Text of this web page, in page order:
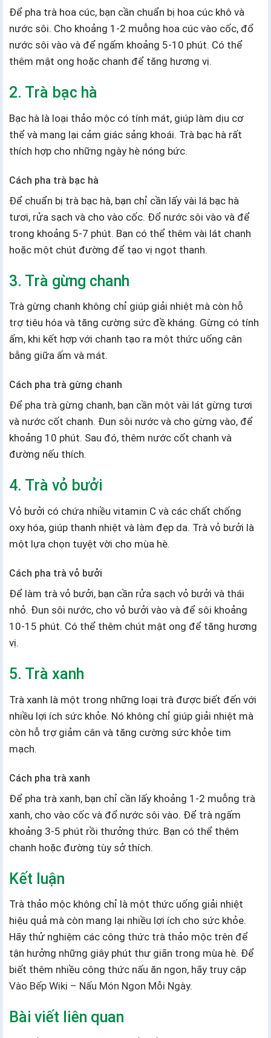
Để pha trà hoa cúc, bạn cần chuẩn bị hoa cúc khô và
nước sôi. Cho khoảng 1-2 muỗng hoa cúc vào cốc, đổ
nước sôi vào và để ngấm khoảng 5-10 phút. Có thể
thêm mật ong hoặc chanh để tăng hương vị.
2. Trà bạc hà
Bạc hà là loại thảo mộc có tính mát, giúp làm dịu cơ
thể và mang lại cảm giác sảng khoái. Trà bạc hà rất
thích hợp cho những ngày hè nóng bức.
Cách pha trà bạc hà
Để chuẩn bị trà bạc hà, bạn chỉ cần lấy vài lá bạc hà
tươi, rửa sạch và cho vào cốc. Đổ nước sôi vào và để
trong khoảng 5-7 phút. Bạn có thể thêm vài lát chanh
hoặc một chút đường để tạo vị ngọt thanh.
3. Trà gừng chanh
Trà gừng chanh không chỉ giúp giải nhiệt mà còn hỗ
trợ tiêu hóa và tăng cường sức đề kháng. Gừng có tính
ấm, khi kết hợp với chanh tạo ra một thức uống cân
bằng giữa ấm và mát.
Cách pha trà gừng chanh
Để pha trà gừng chanh, bạn cần một vài lát gừng tươi
và nước cốt chanh. Đun sôi nước và cho gừng vào, để
khoảng 10 phút. Sau đó, thêm nước cốt chanh và
đường nếu thích.
4. Trà vỏ bưởi
Vỏ bưởi có chứa nhiều vitamin C và các chất chống
oxy hóa, giúp thanh nhiệt và làm đẹp da. Trà vỏ bưởi là
một lựa chọn tuyệt vời cho mùa hè.
Cách pha trà vỏ bưởi
Để làm trà vỏ bưởi, bạn cần rửa sạch vỏ bưởi và thái
nhỏ. Đun sôi nước, cho vỏ bưởi vào và để sôi khoảng
10-15 phút. Có thể thêm chút mật ong để tăng hương
vị.
5. Trà xanh
Trà xanh là một trong những loại trà được biết đến với
nhiều lợi ích sức khỏe. Nó không chỉ giúp giải nhiệt mà
còn hỗ trợ giảm cân và tăng cường sức khỏe tim
mạch.
Cách pha trà xanh
Để pha trà xanh, bạn chỉ cần lấy khoảng 1-2 muỗng trà
xanh, cho vào cốc và đổ nước sôi vào. Để trà ngấm
khoảng 3-5 phút rồi thưởng thức. Bạn có thể thêm
chanh hoặc đường tùy sở thích.
Kết luận
Trà thảo mộc không chỉ là một thức uống giải nhiệt
hiệu quả mà còn mang lại nhiều lợi ích cho sức khỏe.
Hãy thử nghiệm các công thức trà thảo mộc trên để
tận hưởng những giây phút thư giãn trong mùa hè. Để
biết thêm nhiều công thức nấu ăn ngon, hãy truy cập
Vào Bếp Wiki – Nấu Món Ngon Mỗi Ngày.
Bài viết liên quan